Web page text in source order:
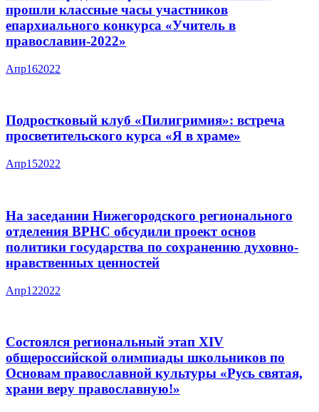
прошли классные часы участников
епархиального конкурса «Учитель в
православии-2022»
Апр162022
Подростковый клуб «Пилигримия»: встреча
просветительского курса «Я в храме»
Апр152022
На заседании Нижегородского регионального
отделения ВРНС обсудили проект основ
политики государства по сохранению духовно-
нравственных ценностей
Апр122022
Состоялся региональный этап XIV
общероссийской олимпиады школьников по
Основам православной культуры «Русь святая,
храни веру православную!»